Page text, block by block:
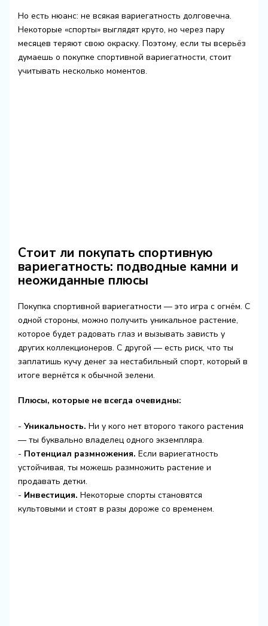
Но есть нюанс: не всякая вариегатность долговечна.
Некоторые «спорты» выглядят круто, но через пару
месяцев теряют свою окраску. Поэтому, если ты всерьёз
думаешь о покупке спортивной вариегатности, стоит
учитывать несколько моментов.
Стоит ли покупать спортивную
вариегатность: подводные камни и
неожиданные плюсы
Покупка спортивной вариегатности — это игра с огнём. С
одной стороны, можно получить уникальное растение,
которое будет радовать глаз и вызывать зависть у
других коллекционеров. С другой — есть риск, что ты
заплатишь кучу денег за нестабильный спорт, который в
итоге вернётся к обычной зелени.
Плюсы, которые не всегда очевидны:
- Уникальность. Ни у кого нет второго такого растения
— ты буквально владелец одного экземпляра.
- Потенциал размножения. Если вариегатность
устойчивая, ты можешь размножить растение и
продавать детки.
- Инвестиция. Некоторые спорты становятся
культовыми и стоят в разы дороже со временем.